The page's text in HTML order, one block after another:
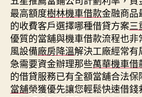
最高額度樹林機車借款金融商品
的收費客戶選擇哪種借貸方案三
優質的當舖與機車借款流程也
風設備廠房降溫解決工廠經常
急需要資金辦理那些萬華機車借
的借貸服務已有全額當舖合法
當舖榮獲優先讓您輕鬆快速借